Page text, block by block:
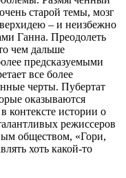
старой темы, мозг
– и неизбежно
Ганна. Преодолеть
чем дальше
предсказуемыми
все более
черты. Пубертат
оказываются
контексте истории о
режиссеров
обществом, «Гори,
хоть какой-то